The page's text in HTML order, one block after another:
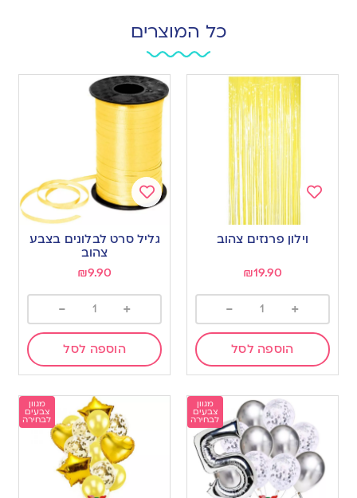
כל המוצרים
wishlist
וילון פרנזים צהוב
₪19.90
+
-
הוספה לסל
Add
to
גליל סרט לבלונים בצבע
צהוב
₪9.90
+
-
הוספה לסל
מגוון
צבעים
לבחירה
מגוון
צבעים
לבחירה